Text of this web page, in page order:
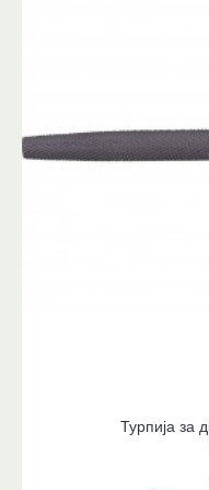
Турпија за